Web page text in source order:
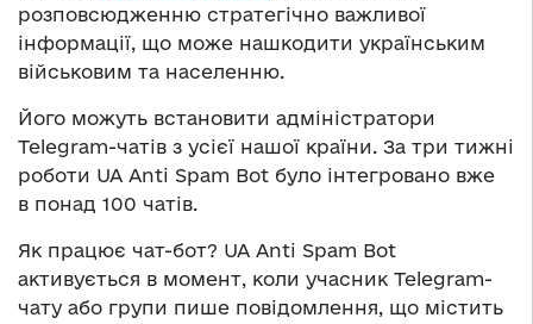
розповсюдженню стратегічно важливої
інформації, що може нашкодити українським
військовим та населенню.
Його можуть встановити адміністратори
Telegram-чатів з усієї нашої країни. За три тижні
роботи UA Anti Spam Bot було інтегровано вже
в понад 100 чатів.
Як працює чат-бот? UA Anti Spam Bot
активується в момент, коли учасник Telegram-
чату або групи пише повідомлення, що містить